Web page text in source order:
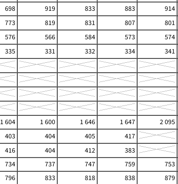
698 919 833 883
914
773 819 831 807
801
576 566 584 573
574
335 331 332 334
341
1 604 1 600 1 646 1 647
2 095
403 404 405
417
416 404 412
383
734 737 747 759
753
796 833 818 838
879